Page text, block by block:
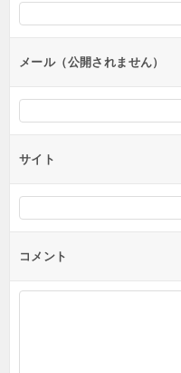
シ
ンメール（公開されません）
サイト
コメント